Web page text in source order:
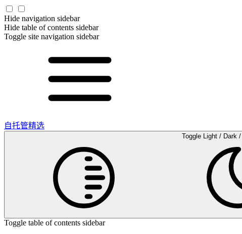
Hide navigation sidebar
Hide table of contents sidebar
Toggle site navigation sidebar
自托管精选
Toggle Light / Dark
Toggle table of contents sidebar